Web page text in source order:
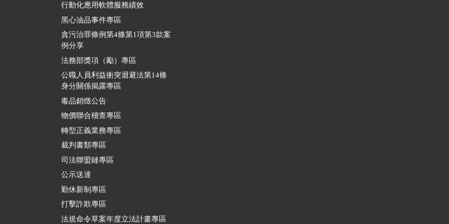
行動化應用軟體服務績效
黑心油品事件專區
貪污治罪條例第4條第1項第3款案
例分享
法務部獎項（勵）專區
公職人員利益衝突迴避法第14條
身分關係揭露專區
毒品銷燬公告
物價聯合稽查專區
轉型正義業務專區
裁判書類專區
司法聯盟鏈專區
公示送達
勤休新制專區
打擊詐欺專區
法規命令草案年度立法計畫專區